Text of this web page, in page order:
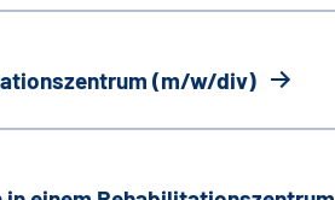
(m/w/div)